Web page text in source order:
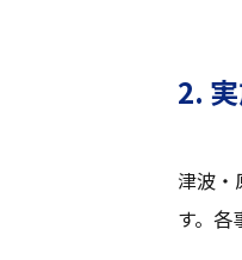
2.
津波・
す。各